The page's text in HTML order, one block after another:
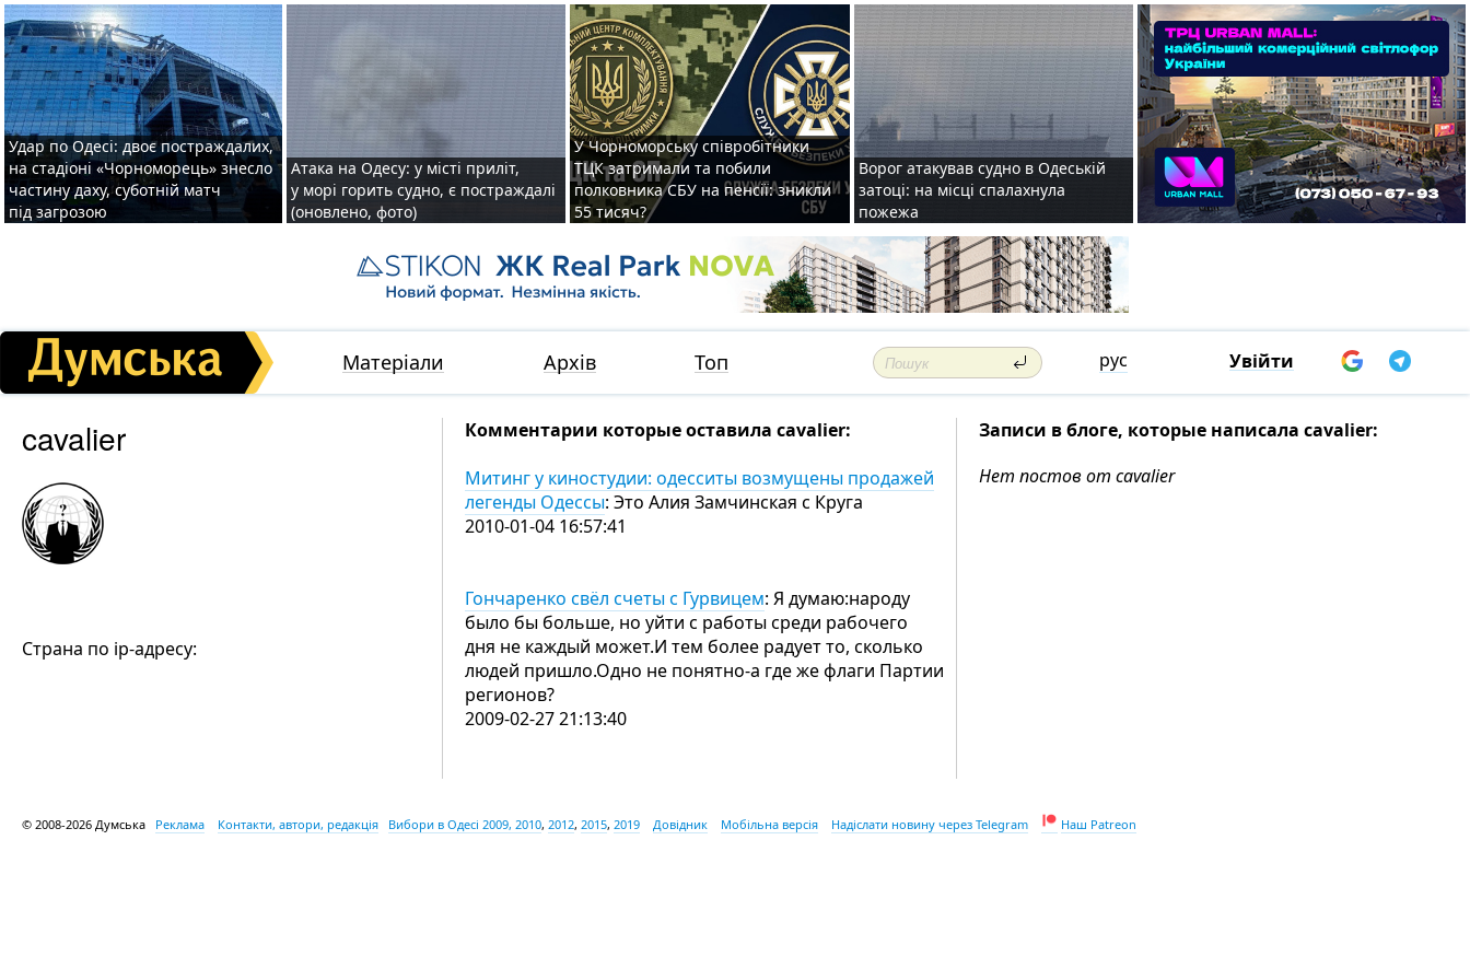
Удар по Одесі: двоє постраждалих,
на стадіоні «Чорноморець» знесло
частину даху, суботній матч
під загрозою
Атака на Одесу: у місті приліт,
у морі горить судно, є постраждалі
(оновлено, фото)
У Чорноморську співробітники
ТЦК затримали та побили
полковника СБУ на пенсії: зникли
55 тисяч?
Ворог атакував судно в Одеській
затоці: на місці спалахнула
пожежа
Матеріали Архів Топ рус Увійти
cavalier
Страна по ip-адресу:
Комментарии которые оставила cavalier:
Митинг у киностудии: одесситы возмущены продажей
легенды Одессы: Это Алия Замчинская с Круга
2010-01-04 16:57:41
Гончаренко свёл счеты с Гурвицем: Я думаю:народу
было бы больше, но уйти с работы среди рабочего
дня не каждый может.И тем более радует то, сколько
людей пришло.Одно не понятно-а где же флаги Партии
регионов?
2009-02-27 21:13:40
Записи в блоге, которые написала cavalier:
Нет постов от cavalier
© 2008-2026 Думська Реклама Контакти, автори, редакція Вибори в Одесі 2009, 2010, 2012, 2015, 2019 Довідник Мобільна версія Надіслати новину через Telegram Наш Patreon